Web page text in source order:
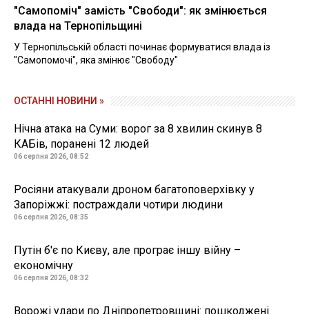
"Самопоміч" замість "Свободи": як змінюється
влада на Тернопільщині
У Тернопільській області починає формуватися влада із
"Самопомочі", яка змінює "Свободу"
ОСТАННІ НОВИНИ »
Нічна атака на Суми: ворог за 8 хвилин скинув 8
КАБів, поранені 12 людей
06 серпня 2026, 08:52
Росіяни атакували дроном багатоповерхівку у
Запоріжжі: постраждали чотири людини
06 серпня 2026, 08:35
Путін б'є по Києву, але програє іншу війну –
економічну
06 серпня 2026, 08:32
Ворожі удари по Дніпропетровщині: пошкоджені